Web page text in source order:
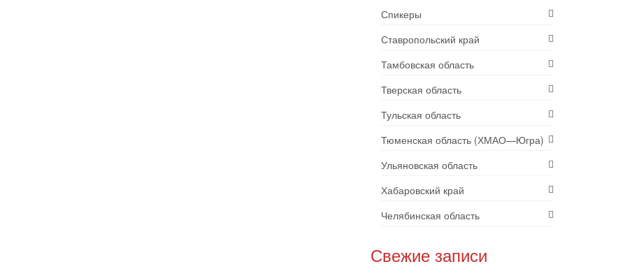
Спикеры
Ставропольский край
Тамбовская область
Тверская область
Тульская область
Тюменская область (ХМАО—Югра)
Ульяновская область
Хабаровский край
Челябинская область
Свежие записи